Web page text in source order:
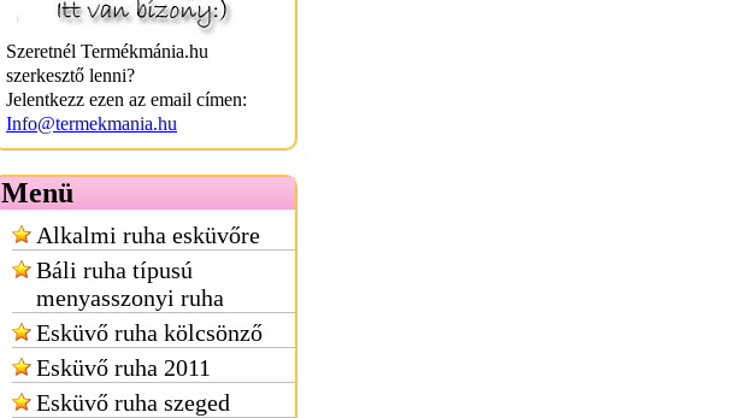
Szeretnél Termékmánia.hu
szerkesztő lenni?
Jelentkezz ezen az email címen:
Info@termekmania.hu
Menü
Alkalmi ruha esküvőre
Báli ruha típusú
menyasszonyi ruha
Esküvő ruha kölcsönző
Esküvő ruha 2011
Esküvő ruha szeged